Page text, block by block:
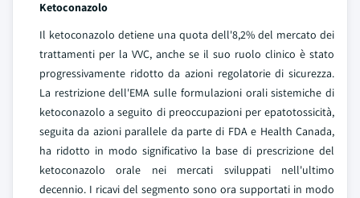
Ketoconazolo
Il ketoconazolo detiene una quota dell'8,2% del mercato dei
trattamenti per la VVC, anche se il suo ruolo clinico è stato
progressivamente ridotto da azioni regolatorie di sicurezza.
La restrizione dell'EMA sulle formulazioni orali sistemiche di
ketoconazolo a seguito di preoccupazioni per epatotossicità,
seguita da azioni parallele da parte di FDA e Health Canada,
ha ridotto in modo significativo la base di prescrizione del
ketoconazolo orale nei mercati sviluppati nell'ultimo
decennio. I ricavi del segmento sono ora supportati in modo